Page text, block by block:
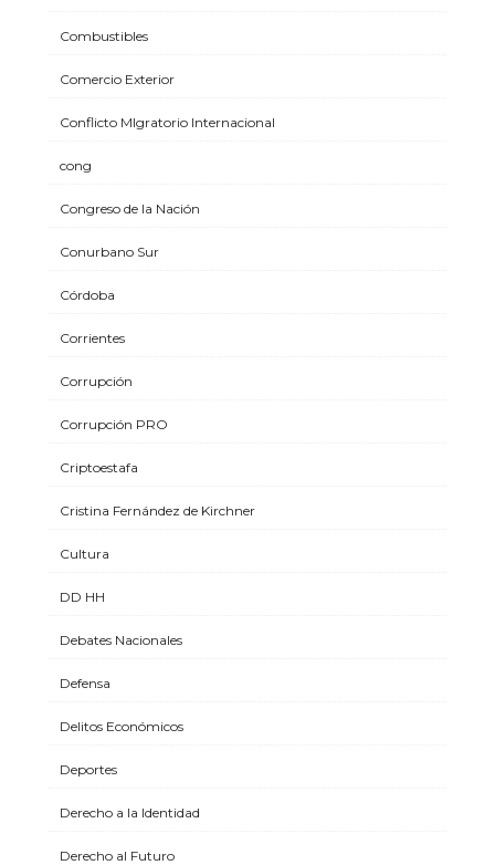
Combustibles
Comercio Exterior
Conflicto MIgratorio Internacional
cong
Congreso de la Nación
Conurbano Sur
Córdoba
Corrientes
Corrupción
Corrupción PRO
Criptoestafa
Cristina Fernández de Kirchner
Cultura
DD HH
Debates Nacionales
Defensa
Delitos Económicos
Deportes
Derecho a la Identidad
Derecho al Futuro